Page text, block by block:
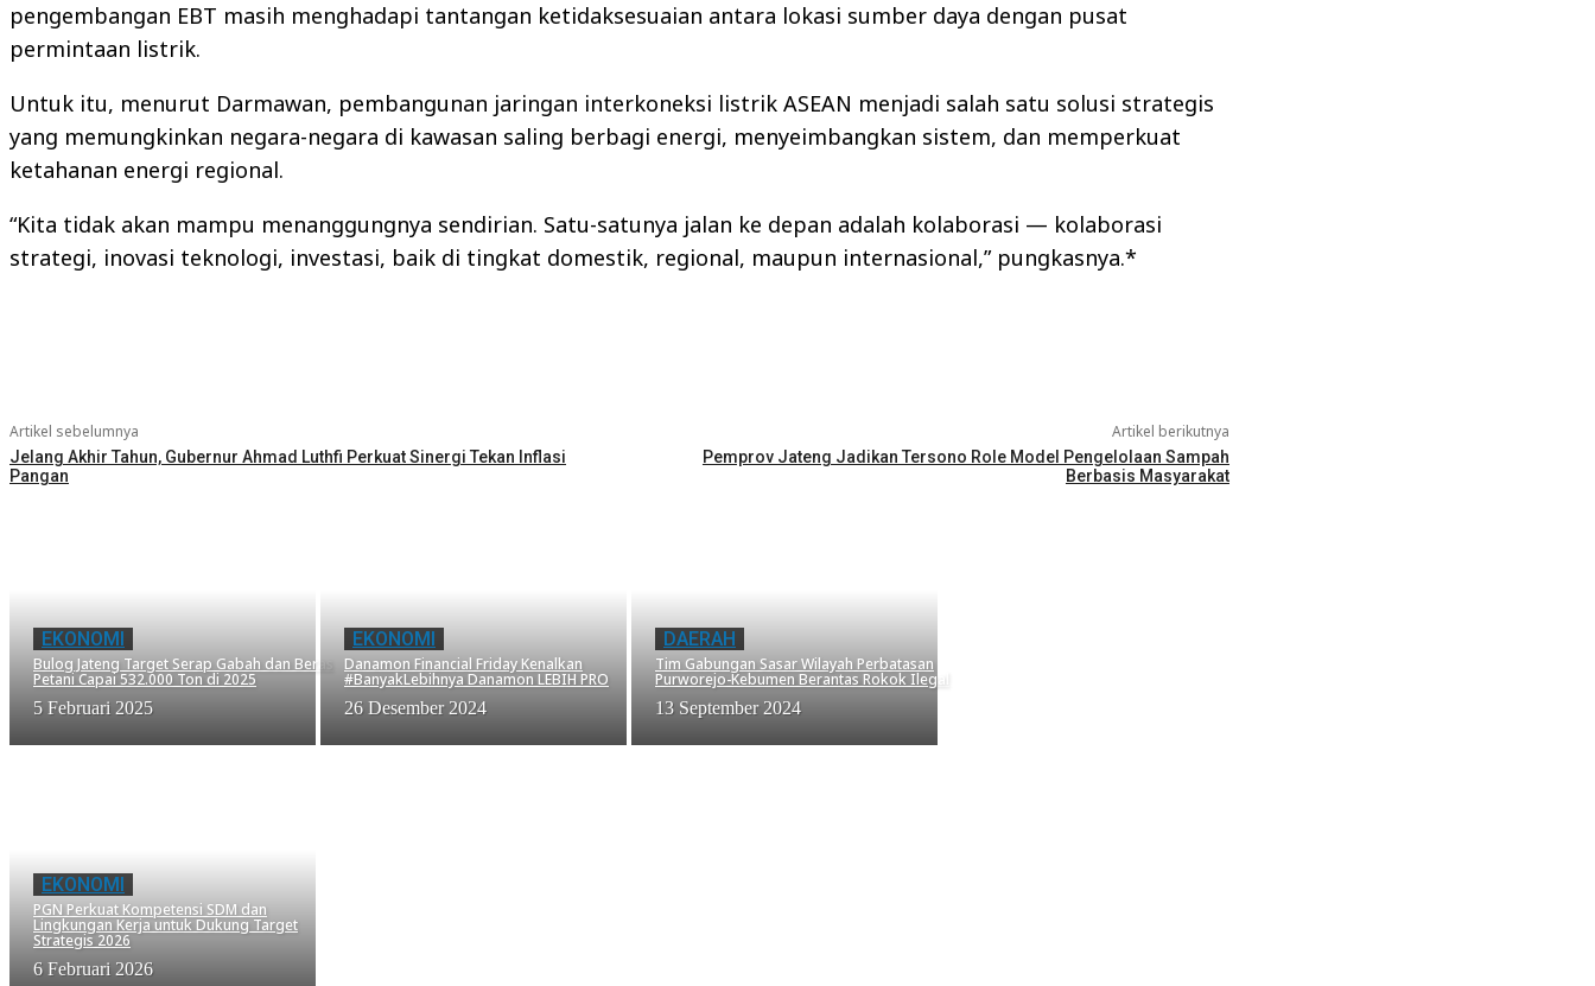
pengembangan EBT masih menghadapi tantangan ketidaksesuaian antara lokasi sumber daya dengan pusat
permintaan listrik.
Untuk itu, menurut Darmawan, pembangunan jaringan interkoneksi listrik ASEAN menjadi salah satu solusi strategis
yang memungkinkan negara-negara di kawasan saling berbagi energi, menyeimbangkan sistem, dan memperkuat
ketahanan energi regional.
“Kita tidak akan mampu menanggungnya sendirian. Satu-satunya jalan ke depan adalah kolaborasi — kolaborasi
strategi, inovasi teknologi, investasi, baik di tingkat domestik, regional, maupun internasional,” pungkasnya.*
Artikel sebelumnya
Jelang Akhir Tahun, Gubernur Ahmad Luthfi Perkuat Sinergi Tekan Inflasi
Pangan
Artikel berikutnya
Pemprov Jateng Jadikan Tersono Role Model Pengelolaan Sampah
Berbasis Masyarakat
EKONOMI
Bulog Jateng Target Serap Gabah dan Beras
Petani Capai 532.000 Ton di 2025
5 Februari 2025
EKONOMI
Danamon Financial Friday Kenalkan
#BanyakLebihnya Danamon LEBIH PRO
26 Desember 2024
DAERAH
Tim Gabungan Sasar Wilayah Perbatasan
Purworejo-Kebumen Berantas Rokok Ilegal
13 September 2024
EKONOMI
PGN Perkuat Kompetensi SDM dan
Lingkungan Kerja untuk Dukung Target
Strategis 2026
6 Februari 2026